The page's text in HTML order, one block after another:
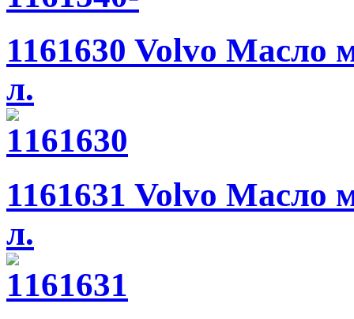
1161630 Volvo Масло
л.
1161631 Volvo Масло
л.